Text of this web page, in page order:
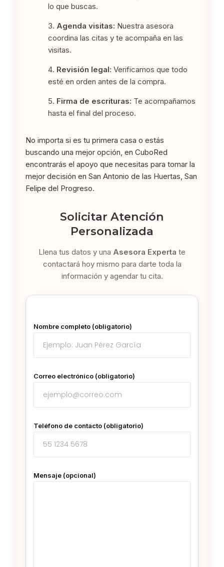
lo que buscas.
Agenda visitas: Nuestra asesora
coordina las citas y te acompaña en las
visitas.
Revisión legal: Verificamos que todo
esté en orden antes de la compra.
Firma de escrituras: Te acompañamos
hasta el final del proceso.
No importa si es tu primera casa o estás
buscando una mejor opción, en CuboRed
encontrarás el apoyo que necesitas para tomar la
mejor decisión en San Antonio de las Huertas, San
Felipe del Progreso.
Solicitar Atención
Personalizada
Llena tus datos y una Asesora Experta te
contactará hoy mismo para darte toda la
información y agendar tu cita.
Nombre completo (obligatorio)
Correo electrónico (obligatorio)
Teléfono de contacto (obligatorio)
Mensaje (opcional)